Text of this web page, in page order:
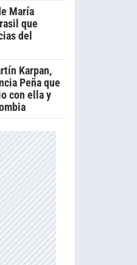
María
que
del
Karpan,
Peña que
con ella y